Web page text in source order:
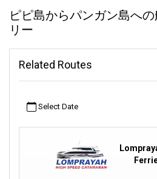
ピピ島からパンガン島へ
リー
Related Routes
Select Date